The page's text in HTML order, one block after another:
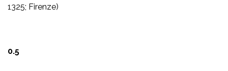
1325; Firenze)
0.5